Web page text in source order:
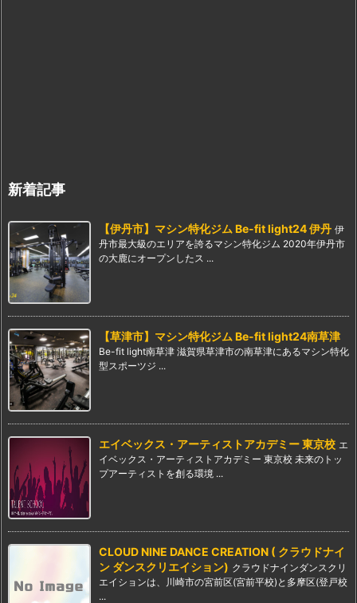
新着記事
【伊丹市】マシン特化ジム Be-fit light24 伊丹 伊
丹市最大級のエリアを誇るマシン特化ジム 2020年伊丹市
の大鹿にオープンしたス ...
【草津市】マシン特化ジム Be-fit light24南草津
Be-fit light南草津 滋賀県草津市の南草津にあるマシン特化
型スポーツジ ...
エイベックス・アーティストアカデミー 東京校 エ
イベックス・アーティストアカデミー 東京校 未来のトッ
プアーティストを創る環境 ...
CLOUD NINE DANCE CREATION ( クラウドナイ
ン ダンスクリエイション) クラウドナインダンスクリ
エイションは、川崎市の宮前区(宮前平校)と多摩区(登戸校
...